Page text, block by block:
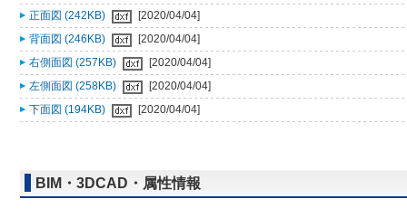
正面図 (242KB)
[2020/04/04]
背面図 (246KB)
[2020/04/04]
右側面図 (257KB)
[2020/04/04]
左側面図 (258KB)
[2020/04/04]
下面図 (194KB)
[2020/04/04]
BIM・3DCAD・属性情報